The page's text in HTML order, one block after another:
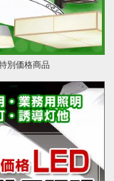
別価格商品